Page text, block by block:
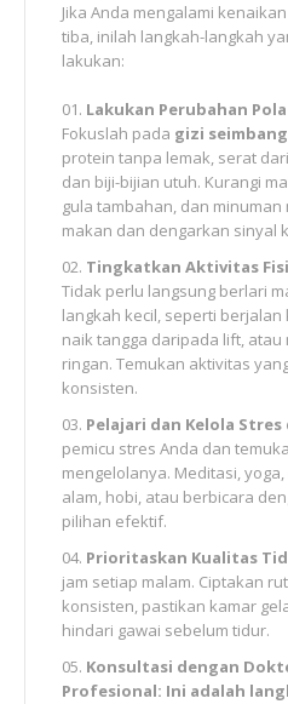
Jika Anda mengalami
tiba, inilah langkah-langkah
lakukan:
Lakukan Perubahan
Fokuslah pada gizi seimbang
protein tanpa lemak, serat
dan biji-bijian utuh. Kurangi
gula tambahan, dan
makan dan dengarkan sinyal
Tingkatkan Aktivitas
Tidak perlu langsung berlari
langkah kecil, seperti berjalan
naik tangga daripada lift,
ringan. Temukan aktivitas
konsisten.
Pelajari dan Kelola Stres
pemicu stres Anda dan
mengelolanya. Meditasi,
alam, hobi, atau berbicara
pilihan efektif.
Prioritaskan Kualitas
jam setiap malam. Ciptakan
konsisten, pastikan kamar
hindari gawai sebelum tidur.
Konsultasi dengan
Profesional: Ini adalah